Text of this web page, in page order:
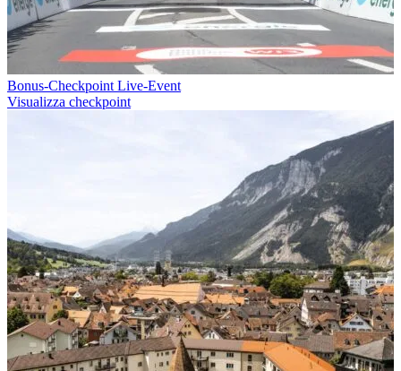
Bonus-Checkpoint Live-Event
Visualizza checkpoint